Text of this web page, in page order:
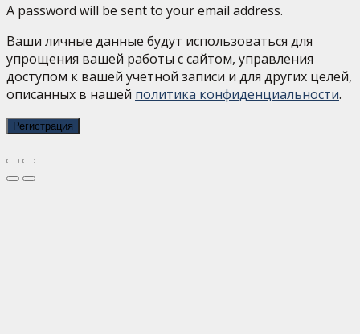
A password will be sent to your email address.
Ваши личные данные будут использоваться для
упрощения вашей работы с сайтом, управления
доступом к вашей учётной записи и для других целей,
описанных в нашей политика конфиденциальности.
Регистрация